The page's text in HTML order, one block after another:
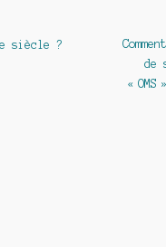
siècle ?
Article
de
«